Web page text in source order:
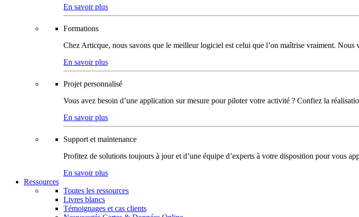
En savoir plus
Formations
Chez Articque, nous savons que le meilleur logiciel est celui que l’on maîtrise vraiment. Nous
En savoir plus
Projet personnalisé
Vous avez besoin d’une application sur mesure pour piloter votre activité ? Confiez la
En savoir plus
Support et maintenance
Profitez de solutions toujours à jour et d’une équipe d’experts à votre disposition pour vous
En savoir plus
Ressources
Toutes les ressources
Livres blancs
Témoignages et cas clients